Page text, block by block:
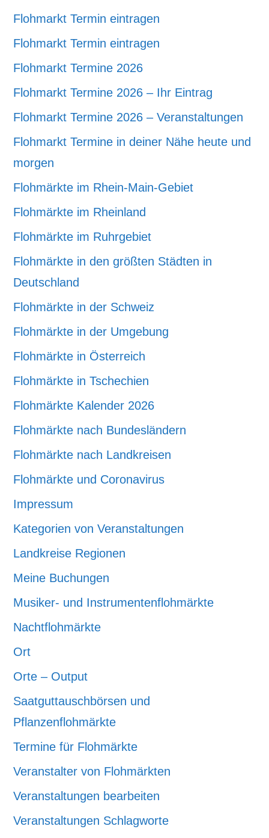
Flohmarkt Termin eintragen
Flohmarkt Termin eintragen
Flohmarkt Termine 2026
Flohmarkt Termine 2026 – Ihr Eintrag
Flohmarkt Termine 2026 – Veranstaltungen
Flohmarkt Termine in deiner Nähe heute und
morgen
Flohmärkte im Rhein-Main-Gebiet
Flohmärkte im Rheinland
Flohmärkte im Ruhrgebiet
Flohmärkte in den größten Städten in
Deutschland
Flohmärkte in der Schweiz
Flohmärkte in der Umgebung
Flohmärkte in Österreich
Flohmärkte in Tschechien
Flohmärkte Kalender 2026
Flohmärkte nach Bundesländern
Flohmärkte nach Landkreisen
Flohmärkte und Coronavirus
Impressum
Kategorien von Veranstaltungen
Landkreise Regionen
Meine Buchungen
Musiker- und Instrumentenflohmärkte
Nachtflohmärkte
Ort
Orte – Output
Saatguttauschbörsen und
Pflanzenflohmärkte
Termine für Flohmärkte
Veranstalter von Flohmärkten
Veranstaltungen bearbeiten
Veranstaltungen Schlagworte